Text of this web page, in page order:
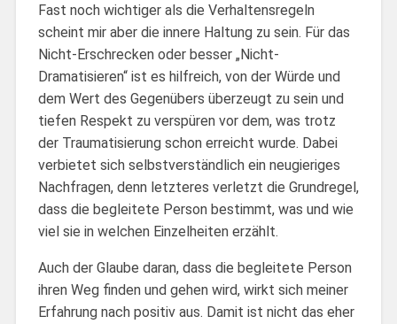
Fast noch wichtiger als die Verhaltensregeln
scheint mir aber die innere Haltung zu sein. Für das
Nicht-Erschrecken oder besser „Nicht-
Dramatisieren“ ist es hilfreich, von der Würde und
dem Wert des Gegenübers überzeugt zu sein und
tiefen Respekt zu verspüren vor dem, was trotz
der Traumatisierung schon erreicht wurde. Dabei
verbietet sich selbstverständlich ein neugieriges
Nachfragen, denn letzteres verletzt die Grundregel,
dass die begleitete Person bestimmt, was und wie
viel sie in welchen Einzelheiten erzählt.
Auch der Glaube daran, dass die begleitete Person
ihren Weg finden und gehen wird, wirkt sich meiner
Erfahrung nach positiv aus. Damit ist nicht das eher